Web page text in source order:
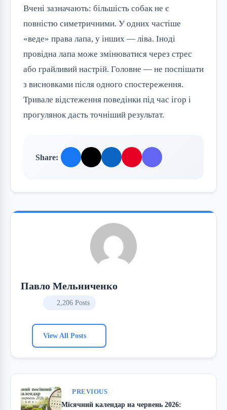
Вчені зазначають: більшість собак не є
повністю симетричними. У одних частіше
«веде» права лапа, у інших — ліва. Іноді
провідна лапа може змінюватися через стрес
або грайливий настрій. Головне — не поспішати
з висновками після одного спостереження.
Тривале відстеження поведінки під час ігор і
прогулянок дасть точніший результат.
Share:
Павло Мельниченко
2,206 Posts
View All Posts
PREVIOUS
Місячний календар на червень 2026: